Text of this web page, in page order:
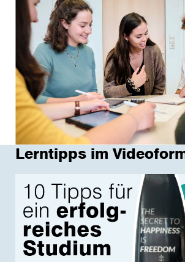
Lerntipps im